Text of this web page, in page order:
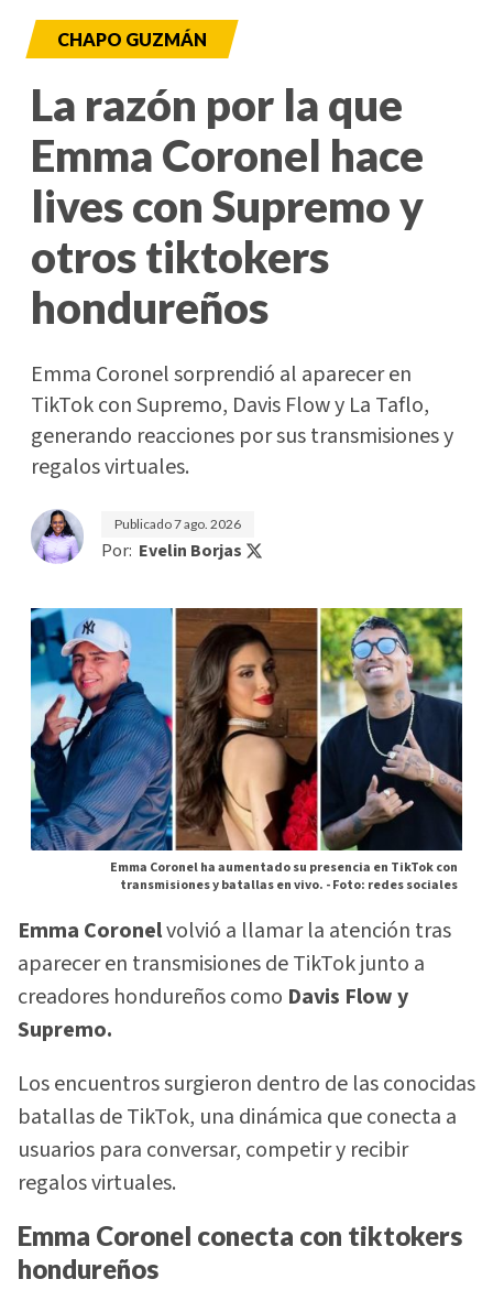
CHAPO GUZMÁN
La razón por la que
Emma Coronel hace
lives con Supremo y
otros tiktokers
hondureños
Emma Coronel sorprendió al aparecer en
TikTok con Supremo, Davis Flow y La Taflo,
generando reacciones por sus transmisiones y
regalos virtuales.
Publicado7 ago. 2026
Por: Evelin Borjas
Emma Coronel ha aumentado su presencia en TikTok con
transmisiones y batallas en vivo. -Foto: redes sociales
Emma Coronelvolvió a llamar la atención tras
aparecer en transmisiones de TikTok junto a
creadores hondureños como Davis Flow y
Supremo.
Los encuentros surgieron dentro de las conocidas
batallas de TikTok, una dinámica que conecta a
usuarios para conversar, competir y recibir
regalos virtuales.
Emma Coronel conecta con tiktokers
hondureños